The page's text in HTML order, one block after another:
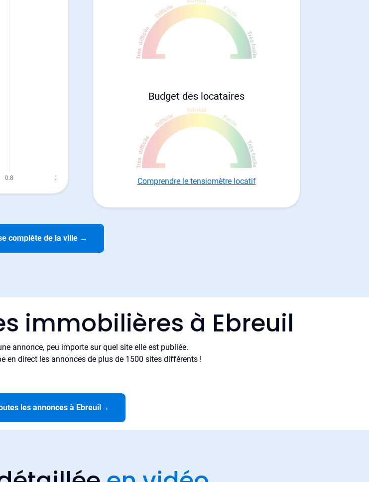
Budget des locataires
Comprendre le tensiomètre locatif
complète de la ville →
immobilières à Ebreuil
annonce, peu importe sur quel site elle est publiée.
en direct les annonces de plus de 1500 sites différents !
les annonces à Ebreuil→